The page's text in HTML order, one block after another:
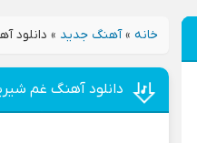
خانه »آهنگ جدید » دانلود
دانلود آهنگ غم